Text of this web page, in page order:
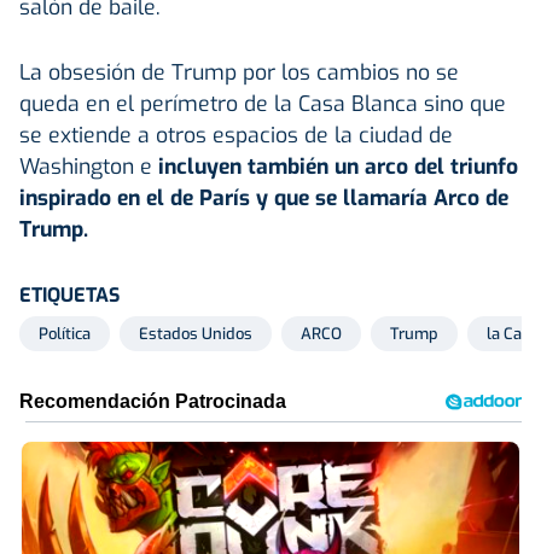
salón de baile.
La obsesión de Trump por los cambios no se
queda en el perímetro de la Casa Blanca sino que
se extiende a otros espacios de la ciudad de
Washington e incluyen también un arco del triunfo
inspirado en el de París y que se llamaría Arco de
Trump.
ETIQUETAS
Política Estados Unidos ARCO Trump la